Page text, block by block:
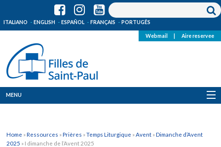
ITALIANO ENGLISH ESPAÑOL FRANÇAIS PORTUGÊS
Webmail Aire reservee
MENU
Où sommes-nous
Home »Ressources »Prières »Temps Liturgique » Avent »Dimanche d’Avent
2025 » I dimanche de l’Avent 2025